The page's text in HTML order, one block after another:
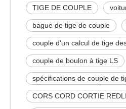
TIGE DE COUPLE
bague de tige de couple
couple d'un calcul de tige
couple de boulon à tige LS
spécifications de couple de
CORS CORD CORTIE